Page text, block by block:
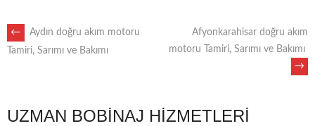
POST
←
Aydın doğru akım motoru
Tamiri, Sarımı ve Bakımı
Afyonkarahisar doğru akım
motoru Tamiri, Sarımı ve Bakımı
→
UZMAN BOBINAJ HIZMETLERI